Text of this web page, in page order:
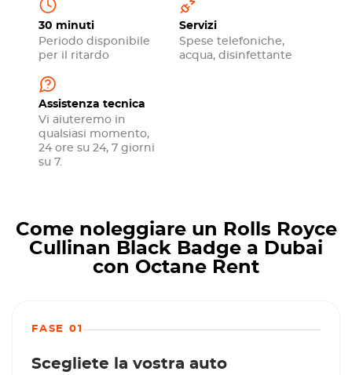
30 minuti
Periodo disponibile
per il ritardo
Servizi
Spese telefoniche,
acqua, disinfettante
Assistenza tecnica
Vi aiuteremo in
qualsiasi momento,
24 ore su 24, 7 giorni
su 7.
Come noleggiare un Rolls Royce
Cullinan Black Badge a Dubai
con Octane Rent
FASE 01
Scegliete la vostra auto